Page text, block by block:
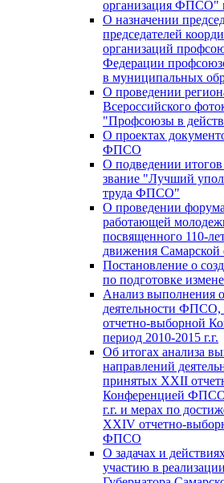
организация ФПСО"
О назначении
председателей
организаций
Федерации
в муниципальных
О проведении
Всероссийского
"Профсоюзы в
О проектах
ФПСО
О подведении итогов
звание "Лучший
труда ФПСО"
О проведении
работающей
посвященного 110-
движения Самарской
Постановление о
по подготовке
Анализ выполнения
деятельности
отчетно-выборной
период 2010-2015 г.г.
Об итогах анализа
направлений
принятых XXII
Конференцией ФПСО
г.г. и мерах по
XXIV отчетно-
ФПСО
О задачах и
участию в